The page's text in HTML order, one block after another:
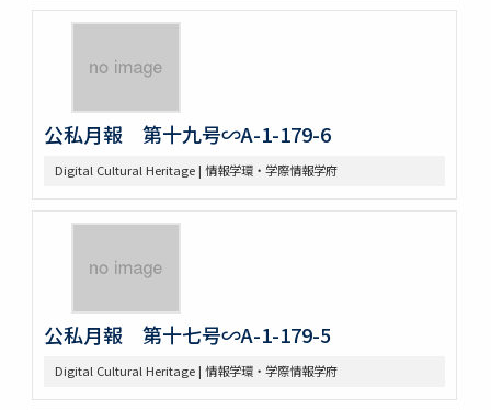
公私月報 第十九号∽A-1-179-6
Digital Cultural Heritage | 情報学環・学際情報学府
公私月報 第十七号∽A-1-179-5
Digital Cultural Heritage | 情報学環・学際情報学府